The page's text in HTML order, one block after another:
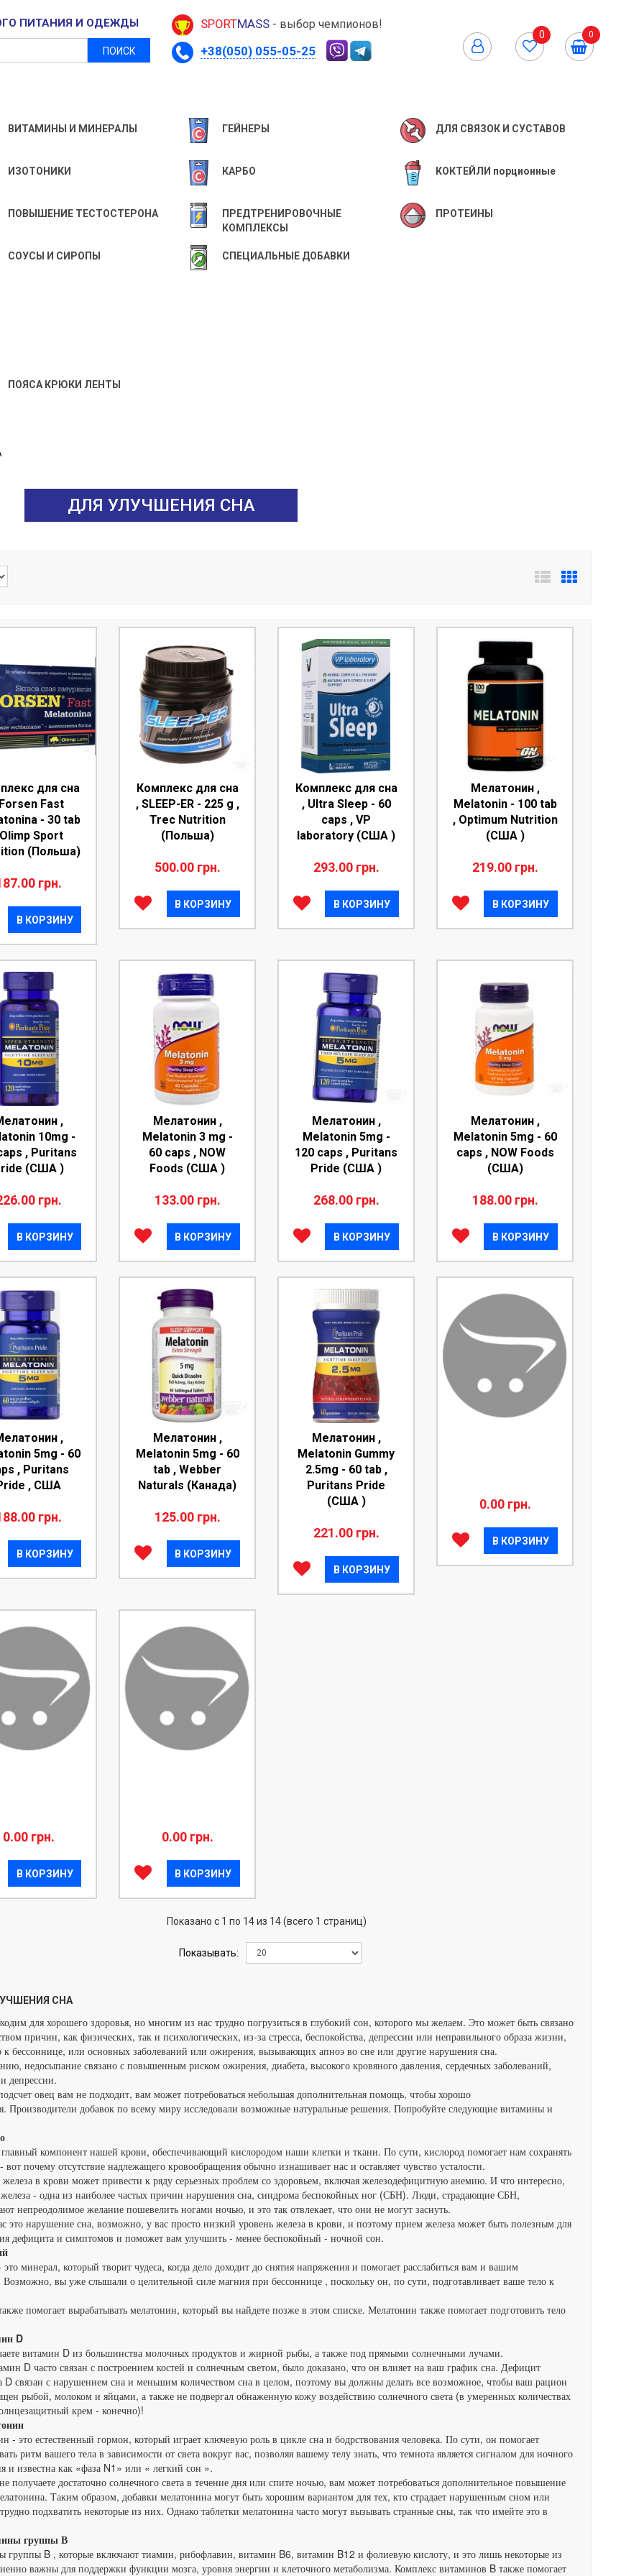
ПИТАНИЯ И ОДЕЖДЫ
ПОИСК
SPORTMASS - выбор чемпионов!
+38(050) 055-05-25
0 0
ВИТАМИНЫ И МИНЕРАЛЫ ГЕЙНЕРЫ ДЛЯ СВЯЗОК И СУСТАВОВ
ИЗОТОНИКИ КАРБО КОКТЕЙЛИ порционные
ПОВЫШЕНИЕ ТЕСТОСТЕРОНА
ПРЕДТРЕНИРОВОЧНЫЕ
КОМПЛЕКСЫ
ПРОТЕИНЫ
СОУСЫ И СИРОПЫ СПЕЦИАЛЬНЫЕ ДОБАВКИ
ПОЯСА КРЮКИ ЛЕНТЫ
ДЛЯ УЛУЧШЕНИЯ СНА
для сна
Fast
- 30 tab
Sport
(Польша)
грн.
В КОРЗИНУ
Комплекс для сна
, SLEEP-ER - 225 g ,
Trec Nutrition
(Польша)
500.00 грн.
В КОРЗИНУ
Комплекс для сна
, Ultra Sleep - 60
caps , VP
laboratory (США )
293.00 грн.
В КОРЗИНУ
Мелатонин ,
Melatonin - 100 tab
, Optimum Nutrition
(США )
219.00 грн.
В КОРЗИНУ
,
10mg -
, Puritans
(США )
грн.
В КОРЗИНУ
Мелатонин ,
Melatonin 3 mg -
60 caps , NOW
Foods (США )
133.00 грн.
В КОРЗИНУ
Мелатонин ,
Melatonin 5mg -
120 caps , Puritans
Pride (США )
268.00 грн.
В КОРЗИНУ
Мелатонин ,
Melatonin 5mg - 60
caps , NOW Foods
(CША)
188.00 грн.
В КОРЗИНУ
,
5mg - 60
, Puritans
, CША
грн.
В КОРЗИНУ
Мелатонин ,
Melatonin 5mg - 60
tab , Webber
Naturals (Канада)
125.00 грн.
В КОРЗИНУ
Мелатонин ,
Melatonin Gummy
2.5mg - 60 tab ,
Puritans Pride
(США )
221.00 грн.
В КОРЗИНУ
0.00 грн.
В КОРЗИНУ
0.00 грн.
В КОРЗИНУ
0.00 грн.
В КОРЗИНУ
Показано с 1 по 14 из 14 (всего 1 страниц)
Показывать:
СНА
для хорошего здоровья, но многим из нас трудно погрузиться в глубокий сон, которого мы желаем. Это может быть связано
причин, как физических, так и психологических, из-за стресса, беспокойства, депрессии или неправильного образа жизни,
к бессоннице, или основных заболеваний или ожирения, вызывающих апноэ во сне или другие нарушения сна.
недосыпание связано с повышенным риском ожирения, диабета, высокого кровяного давления, сердечных заболеваний,
депрессии.
овец вам не подходит, вам может потребоваться небольшая дополнительная помощь, чтобы хорошо
Производители добавок по всему миру исследовали возможные натуральные решения. Попробуйте следующие витамины и
компонент нашей крови, обеспечивающий кислородом наши клетки и ткани. По сути, кислород помогает нам сохранять
вот почему отсутствие надлежащего кровообращения обычно изнашивает нас и оставляет чувство усталости.
железа в крови может привести к ряду серьезных проблем со здоровьем, включая железодефицитную анемию. И что интересно,
- одна из наиболее частых причин нарушения сна, синдрома беспокойных ног (СБН). Люди, страдающие СБН,
непреодолимое желание пошевелить ногами ночью, и это так отвлекает, что они не могут заснуть.
это нарушение сна, возможно, у вас просто низкий уровень железа в крови, и поэтому прием железа может быть полезным для
дефицита и симптомов и поможет вам улучшить - менее беспокойный - ночной сон.
минерал, который творит чудеса, когда дело доходит до снятия напряжения и помогает расслабиться вам и вашим
вы уже слышали о целительной силе магния при бессоннице , поскольку он, по сути, подготавливает ваше тело к
помогает вырабатывать мелатонин, который вы найдете позже в этом списке. Мелатонин также помогает подготовить тело
D
витамин D из большинства молочных продуктов и жирной рыбы, а также под прямыми солнечными лучами.
D часто связан с построением костей и солнечным светом, было доказано, что он влияет на ваш график сна. Дефицит
D связан с нарушением сна и меньшим количеством сна в целом, поэтому вы должны делать все возможное, чтобы ваш рацион
рыбой, молоком и яйцами, а также не подвергал обнаженную кожу воздействию солнечного света (в умеренных количествах
крем - конечно)!
- это естественный гормон, который играет ключевую роль в цикле сна и бодрствования человека. По сути, он помогает
ритм вашего тела в зависимости от света вокруг вас, позволяя вашему телу знать, что темнота является сигналом для ночного
и известна как «фаза N1» или « легкий сон ».
получаете достаточно солнечного света в течение дня или спите ночью, вам может потребоваться дополнительное повышение
Таким образом, добавки мелатонина могут быть хорошим вариантом для тех, кто страдает нарушенным сном или
подхватить некоторые из них. Однако таблетки мелатонина часто могут вызывать странные сны, так что имейте это в
группы В
группы B , которые включают тиамин, рибофлавин, витамин B6, витамин B12 и фолиевую кислоту, и это лишь некоторые из
важны для поддержки функции мозга, уровня энергии и клеточного метаболизма. Комплекс витаминов B также помогает